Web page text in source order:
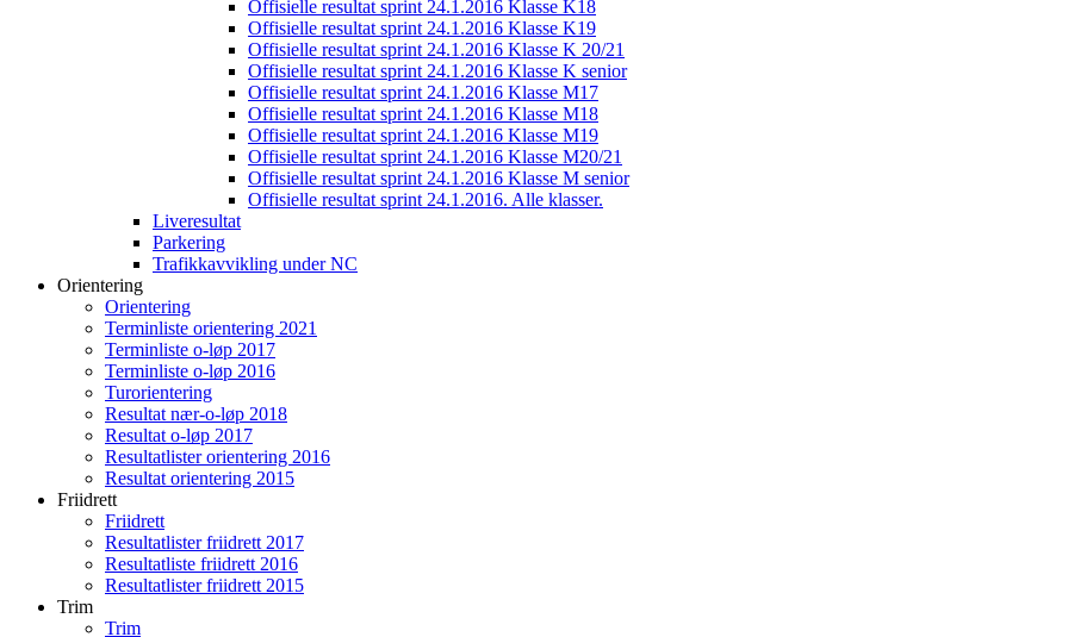
Offisielle resultat sprint 24.1.2016 Klasse K18
Offisielle resultat sprint 24.1.2016 Klasse K19
Offisielle resultat sprint 24.1.2016 Klasse K 20/21
Offisielle resultat sprint 24.1.2016 Klasse K senior
Offisielle resultat sprint 24.1.2016 Klasse M17
Offisielle resultat sprint 24.1.2016 Klasse M18
Offisielle resultat sprint 24.1.2016 Klasse M19
Offisielle resultat sprint 24.1.2016 Klasse M20/21
Offisielle resultat sprint 24.1.2016 Klasse M senior
Offisielle resultat sprint 24.1.2016. Alle klasser.
Liveresultat
Parkering
Trafikkavvikling under NC
Orientering
Orientering
Terminliste orientering 2021
Terminliste o-løp 2017
Terminliste o-løp 2016
Turorientering
Resultat nær-o-løp 2018
Resultat o-løp 2017
Resultatlister orientering 2016
Resultat orientering 2015
Friidrett
Friidrett
Resultatlister friidrett 2017
Resultatliste friidrett 2016
Resultatlister friidrett 2015
Trim
Trim